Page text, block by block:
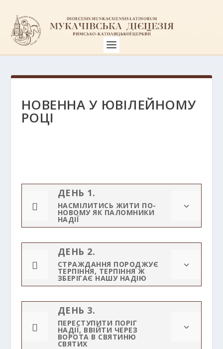
НОВЕННА У ЮВІЛЕЙНОМУ
РОЦІ

ДЕНЬ 1.
НАСМІЛИТИСЬ ЖИТИ ПО-
НОВОМУ ЯК ПАЛОМНИКИ
НАДІЇ
3

ДЕНЬ 2.
СТРАЖДАННЯ ПОРОДЖУЄ
ТЕРПІННЯ, ТЕРПІННЯ Ж
ЗБЕРІГАЄ НАШУ НАДІЮ
3

ДЕНЬ 3.
ПЕРЕСТУПИТИ ПОРІГ
НАДІЇ, ВВІЙТИ ЧЕРЕЗ
ВОРОТА В СВЯТИНЮ
СВЯТИХ
3